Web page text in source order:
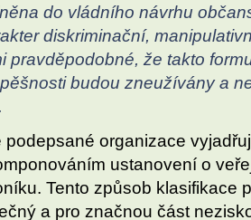
do vládního návrhu
diskriminační,
pravděpodobné, že takto
budou zneužívány a
podepsané organizace
ustanovení o
Tento způsob klasifikace
a pro značnou část